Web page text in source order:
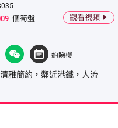
個筍盤 觀看視頻
約睇樓
雅簡約，鄰近港鐵，人流